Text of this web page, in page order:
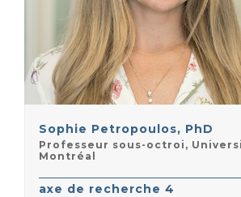
Sophie Petropoulos, PhD
Professeur sous-octroi,
Montréal
axe de recherche 4